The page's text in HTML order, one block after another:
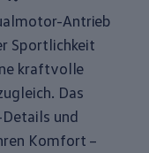
-Antrieb
Sportlichkeit
kraftvolle
Das
und
Komfort –